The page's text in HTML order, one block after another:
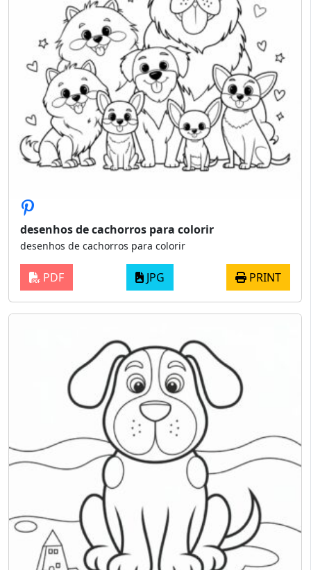
desenhos de cachorros para colorir
desenhos de cachorros para colorir
PDF JPG PRINT